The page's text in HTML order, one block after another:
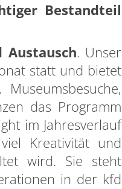
Bestandteil
Austausch. Unser
statt und bietet
das Programm
im Jahresverlauf
Kreativität und
wird. Sie steht
in der kfd